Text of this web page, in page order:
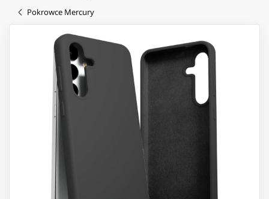
Pokrowce Mercury